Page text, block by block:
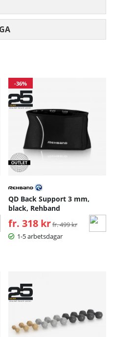
-36%
QD Back Support 3 mm,
black, Rehband
fr. 318 kr Ordinarie pris:
fr. 499 kr
1-5 arbetsdagar